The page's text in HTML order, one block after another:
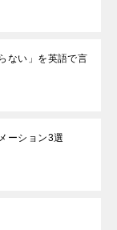
ない」を英語で言
ーション3選